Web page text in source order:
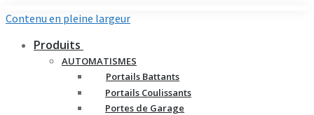
Contenu en pleine largeur
Produits
AUTOMATISMES
Portails Battants
Portails Coulissants
Portes de Garage